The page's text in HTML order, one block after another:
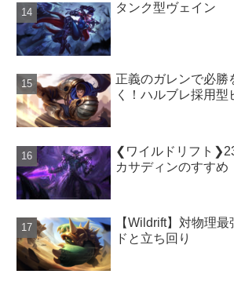
タンク型ヴェイン
正義のガレンで必勝
く！ハルブレ採用型
❮ワイルドリフト
カサディンのすすめ
【Wildrift】対物理
ドと立ち回り